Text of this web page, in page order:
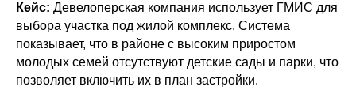
Кейс: Девелоперская компания использует ГМИС для
выбора участка под жилой комплекс. Система
показывает, что в районе с высоким приростом
молодых семей отсутствуют детские сады и парки, что
позволяет включить их в план застройки.